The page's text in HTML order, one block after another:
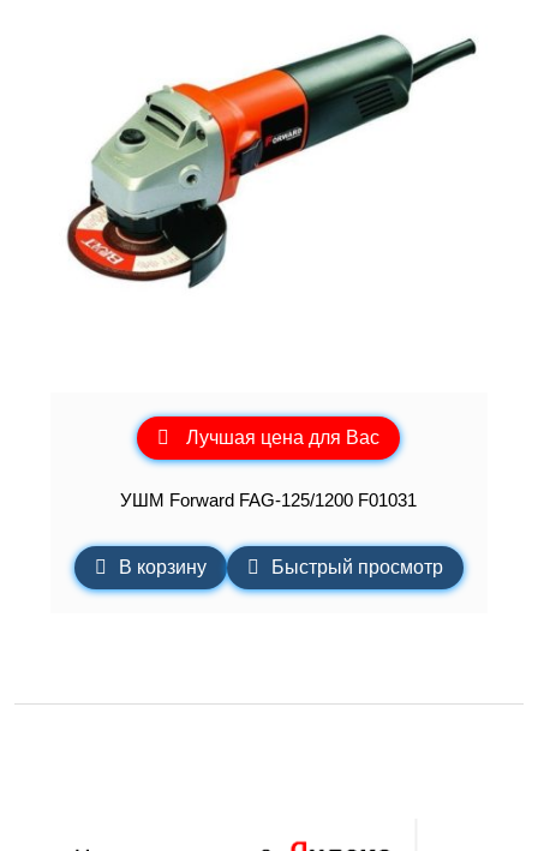
Лучшая цена для Вас
УШМ Forward FAG-125/1200 F01031
В корзину Быстрый просмотр